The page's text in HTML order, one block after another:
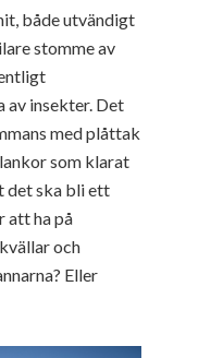
både utvändigt
stomme av
av insekter. Det
med plåttak
som klarat
det ska bli ett
att ha på
och
Eller